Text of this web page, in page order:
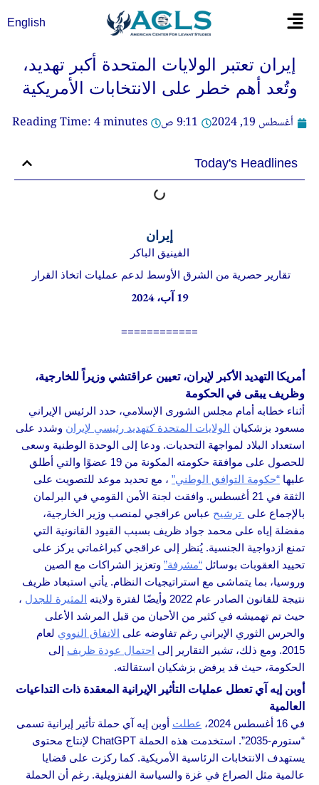
Flyout
English
إيران تعتبر الولايات المتحدة أكبر تهديد،
وتُعد أهم خطر على الانتخابات الأمريكية
أغسطس 19, 2024
9:11 ص Reading Time:4minutes
Today's Headlines
إيران
الفينيق الباكر
تقارير حصرية من الشرق الأوسط لدعم عمليات اتخاذ القرار
19 آب، 2024
============
أمريكا التهديد الأكبر لإيران، تعيين عراقتشي وزيراً للخارجية،
وظريف يبقى في الحكومة
أثناء خطابه أمام مجلس الشورى الإسلامي، حدد الرئيس الإيراني
مسعود بزشكيان الولايات المتحدة كتهديد رئيسي لإيران وشدد على
استعداد البلاد لمواجهة التحديات. ودعا إلى الوحدة الوطنية وسعى
للحصول على موافقة حكومته المكونة من 19 عضوًا والتي أطلق
عليها “حكومة التوافق الوطني” ، مع تحديد موعد للتصويت على
الثقة في 21 أغسطس. وافقت لجنة الأمن القومي في البرلمان
بالإجماع على ترشيح عباس عراقجي لمنصب وزير الخارجية،
مفضلة إياه على محمد جواد ظريف بسبب القيود القانونية التي
تمنع ازدواجية الجنسية. يُنظر إلى عراقجي كبراغماتي يركز على
تحييد العقوبات بوسائل “مشرفة” وتعزيز الشراكات مع الصين
وروسيا، بما يتماشى مع استراتيجيات النظام. يأتي استبعاد ظريف
نتيجة للقانون الصادر عام 2022 وأيضًا لفترة ولايته
المثيرة للجدل ،
حيث تم تهميشه في كثير من الأحيان من قبل المرشد الأعلى
والحرس الثوري الإيراني رغم تفاوضه على الاتفاق النووي لعام
2015. ومع ذلك، تشير التقارير إلى
احتمال عودة ظريف إلى
الحكومة، حيث قد يرفض بزشكيان استقالته.
أوبن إيه آي تعطل عمليات التأثير الإيرانية المعقدة ذات التداعيات
العالمية
في 16 أغسطس 2024، عطلت أوبن إيه آي حملة تأثير إيرانية تسمى
“ستورم-2035”. استخدمت هذه الحملة ChatGPT لإنتاج محتوى
يستهدف الانتخابات الرئاسية الأمريكية. كما ركزت على قضايا
عالمية مثل الصراع في غزة والسياسة الفنزويلية. رغم أن الحملة